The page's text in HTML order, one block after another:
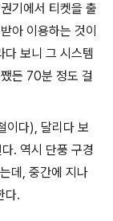
기에서 티켓을 출
아 이용하는 것이
다 보니 그 시스템
든 70분 정도 걸
이다), 달리다 보
. 역시 단풍 구경
데, 중간에 지나
다.